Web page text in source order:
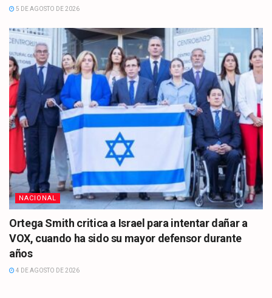
5 DE AGOSTO DE 2026
NACIONAL
Ortega Smith critica a Israel para intentar dañar a
VOX, cuando ha sido su mayor defensor durante
años
4 DE AGOSTO DE 2026